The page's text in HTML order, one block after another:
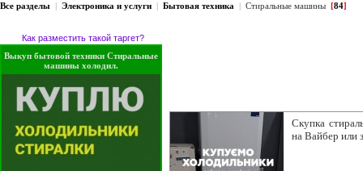
Все разделы | Электроника и услуги | Бытовая техника | Стиральные машины [84]
Как разместить такой таргет?
Выкуп бытовой техники Стиральные
машины холодил.
Скупка
на Вайбер или